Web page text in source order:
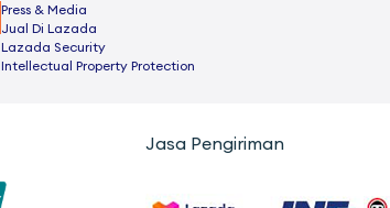
Press & Media
Jual Di Lazada
Lazada Security
Intellectual Property Protection
Jasa Pengiriman